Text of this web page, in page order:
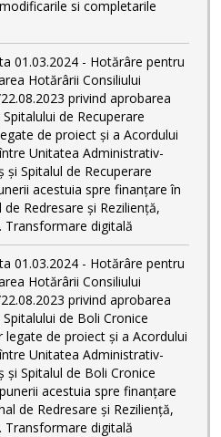
si completarile
01.03.2024 - Hotărâre pentru
Hotărârii Consiliului
privind aprobarea
de Recuperare
de proiect și a Acordului
Unitatea Administrativ-
și Spitalul de Recuperare
acestuia spre finanțare în
Redresare și Reziliență,
Transformare digitală
01.03.2024 - Hotărâre pentru
Hotărârii Consiliului
privind aprobarea
de Boli Cronice
legate de proiect și a Acordului
Unitatea Administrativ-
și Spitalul de Boli Cronice
acestuia spre finanțare
de Redresare și Reziliență,
Transformare digitală